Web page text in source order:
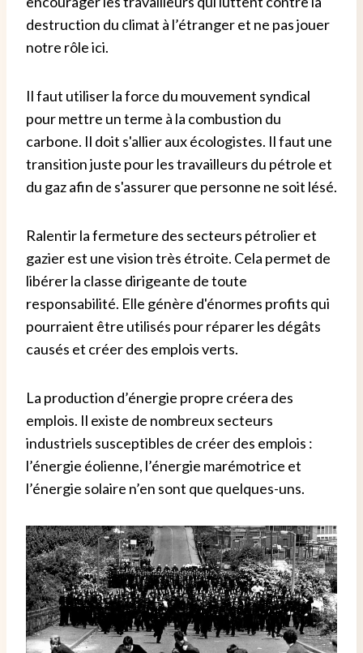
destruction du climat à l’étranger et ne pas jouer
notre rôle ici.
Il faut utiliser la force du mouvement syndical
pour mettre un terme à la combustion du
carbone. Il doit s'allier aux écologistes. Il faut une
transition juste pour les travailleurs du pétrole et
du gaz afin de s'assurer que personne ne soit lésé.
Ralentir la fermeture des secteurs pétrolier et
gazier est une vision très étroite. Cela permet de
libérer la classe dirigeante de toute
responsabilité. Elle génère d'énormes profits qui
pourraient être utilisés pour réparer les dégâts
causés et créer des emplois verts.
La production d’énergie propre créera des
emplois. Il existe de nombreux secteurs
industriels susceptibles de créer des emplois :
l’énergie éolienne, l’énergie marémotrice et
l’énergie solaire n’en sont que quelques-uns.